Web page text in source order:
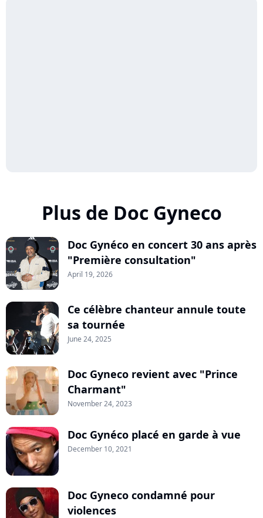
Plus de Doc Gyneco
Doc Gynéco en concert 30 ans après
"Première consultation"
April 19, 2026
Ce célèbre chanteur annule toute
sa tournée
June 24, 2025
Doc Gyneco revient avec "Prince
Charmant"
November 24, 2023
Doc Gynéco placé en garde à vue
December 10, 2021
Doc Gyneco condamné pour
violences